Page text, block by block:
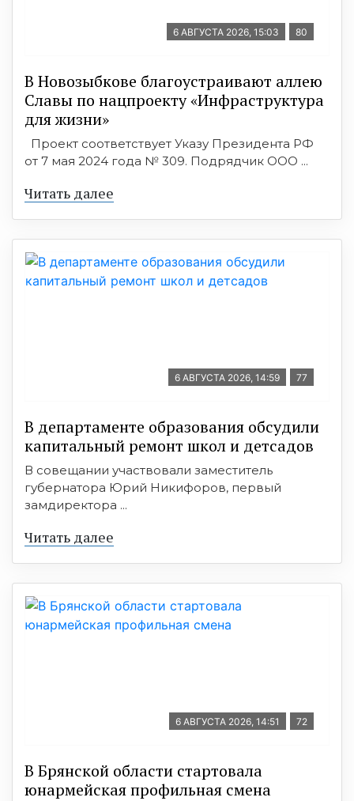
6 АВГУСТА 2026, 15:03 80
В Новозыбкове благоустраивают аллею
Славы по нацпроекту «Инфраструктура
для жизни»
Проект соответствует Указу Президента РФ
от 7 мая 2024 года № 309. Подрядчик ООО ...
Читать далее
6 АВГУСТА 2026, 14:59 77
В департаменте образования обсудили
капитальный ремонт школ и детсадов
В совещании участвовали заместитель
губернатора Юрий Никифоров, первый
замдиректора ...
Читать далее
6 АВГУСТА 2026, 14:51 72
В Брянской области стартовала
юнармейская профильная смена